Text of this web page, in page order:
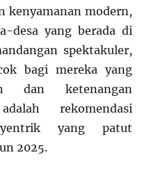
kenyamanan modern,
desa yang berada di
spektakuler,
bagi mereka yang
dan ketenangan
rekomendasi
yang patut
2025.